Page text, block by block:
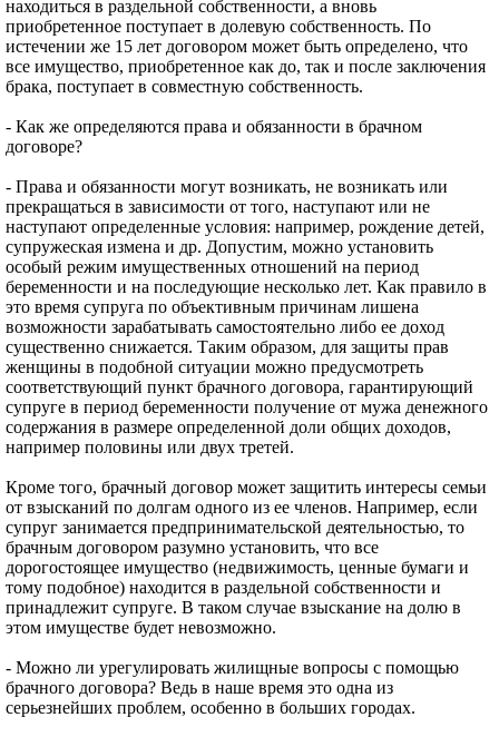
находиться в раздельной собственности, а вновь
приобретенное поступает в долевую собственность. По
истечении же 15 лет договором может быть определено, что
все имущество, приобретенное как до, так и после заключения
брака, поступает в совместную собственность.
- Как же определяются права и обязанности в брачном
договоре?
- Права и обязанности могут возникать, не возникать или
прекращаться в зависимости от того, наступают или не
наступают определенные условия: например, рождение детей,
супружеская измена и др. Допустим, можно установить
особый режим имущественных отношений на период
беременности и на последующие несколько лет. Как правило в
это время супруга по объективным причинам лишена
возможности зарабатывать самостоятельно либо ее доход
существенно снижается. Таким образом, для защиты прав
женщины в подобной ситуации можно предусмотреть
соответствующий пункт брачного договора, гарантирующий
супруге в период беременности получение от мужа денежного
содержания в размере определенной доли общих доходов,
например половины или двух третей.
Кроме того, брачный договор может защитить интересы семьи
от взысканий по долгам одного из ее членов. Например, если
супруг занимается предпринимательской деятельностью, то
брачным договором разумно установить, что все
дорогостоящее имущество (недвижимость, ценные бумаги и
тому подобное) находится в раздельной собственности и
принадлежит супруге. В таком случае взыскание на долю в
этом имуществе будет невозможно.
- Можно ли урегулировать жилищные вопросы с помощью
брачного договора? Ведь в наше время это одна из
серьезнейших проблем, особенно в больших городах.